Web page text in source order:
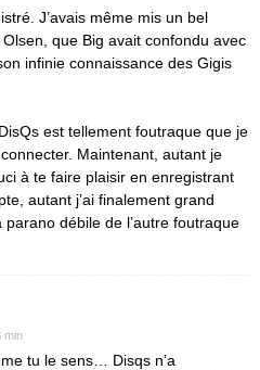
J’avais même mis un bel
que Big avait confondu avec
infinie connaissance des Gigis
est tellement foutraque que je
Maintenant, autant je
à te faire plaisir en enregistrant
autant j’ai finalement grand
parano débile de l’autre foutraque
min
tu le sens… Disqs n’a